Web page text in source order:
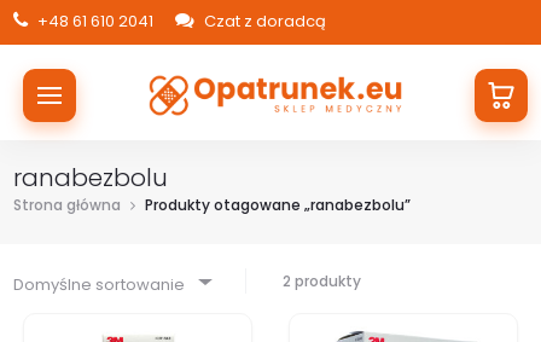
+48 61 610 2041 Czat z doradcą
ranabezbolu
Strona główna Produkty otagowane „ranabezbolu”
Domyślne sortowanie 2 produkty